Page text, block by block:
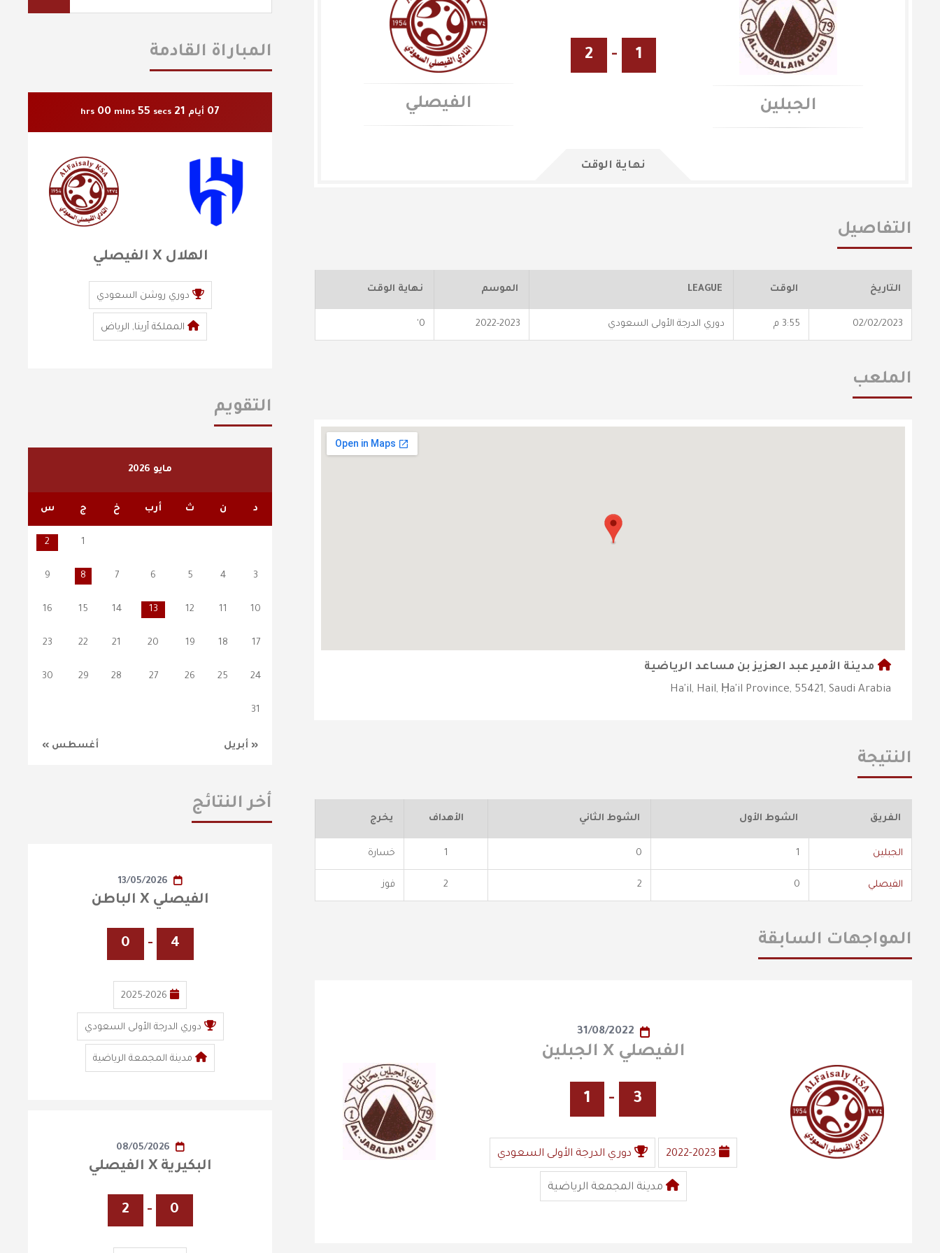
الجبلين
1
-
2
الفيصلي
نهاية الوقت
التفاصيل
التاريخ الوقت LEAGUE الموسم نهاية الوقت
02/02/2023 3:55 م دوري الدرجة الأولى السعودي 2022-2023
0'
الملعب
مدينة الأمير عبد العزيز بن مساعد الرياضية
Ha'il, Hail, Ḥa'il Province, 55421, Saudi Arabia
النتيجة
الفريق الشوط الأول الشوط الثاني الأهداف يخرج
الجبلين 1
0
1 خسارة
الفيصلي 0
2
2 فوز
المواجهات السابقة
31/08/2022
الفيصلي X الجبلين
3
-
1
2022-2023 دوري الدرجة الأولى السعودي
مدينة المجمعة الرياضية
المباراة القادمة
07 أيام 21
hrs 00 mins 53 secs
الهلال X الفيصلي
دوري روشن السعودي
المملكة أرينا, الرياض
التقويم
مايو 2026
د ن ث أرب خ ج س
« أبريل أغسطس »
1
2
3
4
5
6
7
8
9
10
11
12
13
14
15
16
17
18
19
20
21
22
23
24
25
26
27
28
29
30
31
أخر النتائج
13/05/2026
الفيصلي X الباطن
4
-
0
2025-2026
دوري الدرجة الأولى السعودي
مدينة المجمعة الرياضية
08/05/2026
البكيرية X الفيصلي
0
-
2